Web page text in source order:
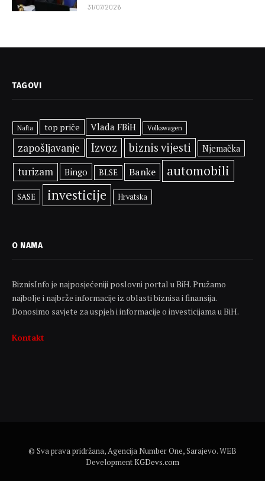
31/07/2026
TAGOVI
Nafta top priče Vlada FBiH Volkswagen
zapošljavanje Izvoz biznis vijesti Njemačka
turizam Bingo BLSE Banke automobili
SASE investicije Hrvatska
O NAMA
BiznisInfo je najposjećeniji poslovni portal u BiH. Pružamo
najbolje i najbrže informacije iz oblasti biznisa i finansija.
Donosimo savjete za uspjeh i informacije o investicijama u BiH.
Kontakt
© Sva prava pridržana, Agencija Number One, Sarajevo. WEB
DevelopmentKGDevs.com